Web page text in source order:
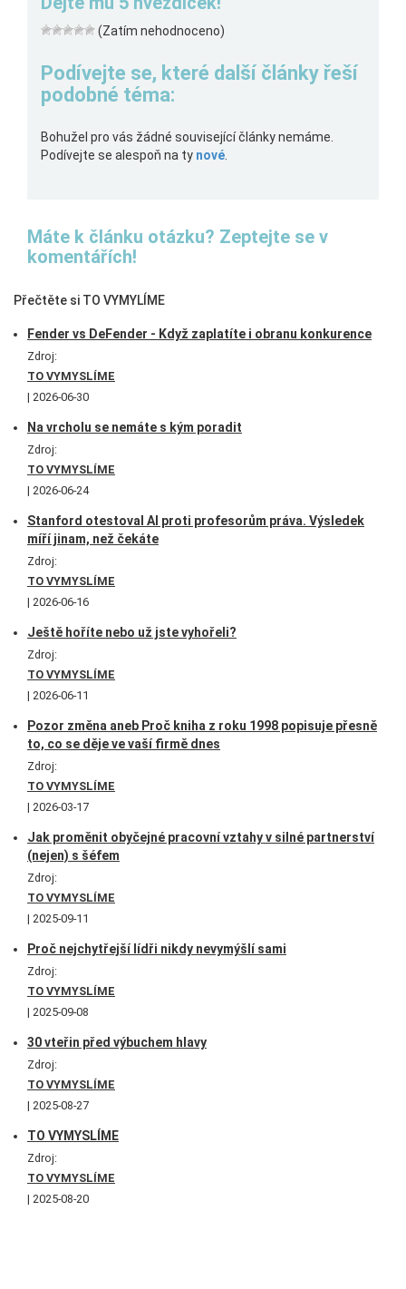
(Zatím nehodnoceno)
Podívejte se, které další články řeší
podobné téma:
Bohužel pro vás žádné související články nemáme.
Podívejte se alespoň na ty nové
Máte k článku otázku? Zeptejte se v
komentářích!
Přečtěte si TO VYMYLÍME
Fender vs DeFender - Když zaplatíte i obranu konkurence
Zdroj:
TO VYMYSLÍME
2026-06-30
Na vrcholu se nemáte s kým poradit
Zdroj:
TO VYMYSLÍME
2026-06-24
Stanford otestoval AI proti profesorům práva. Výsledek
míří jinam, než čekáte
Zdroj:
TO VYMYSLÍME
2026-06-16
Ještě hoříte nebo už jste vyhořeli?
Zdroj:
TO VYMYSLÍME
2026-06-11
Pozor změna aneb Proč kniha z roku 1998 popisuje přesně
to, co se děje ve vaší firmě dnes
Zdroj:
TO VYMYSLÍME
2026-03-17
Jak proměnit obyčejné pracovní vztahy v silné partnerství
(nejen) s šéfem
Zdroj:
TO VYMYSLÍME
2025-09-11
Proč nejchytřejší lídři nikdy nevymýšlí sami
Zdroj:
TO VYMYSLÍME
2025-09-08
30 vteřin před výbuchem hlavy
Zdroj:
TO VYMYSLÍME
2025-08-27
TO VYMYSLÍME
Zdroj:
TO VYMYSLÍME
2025-08-20